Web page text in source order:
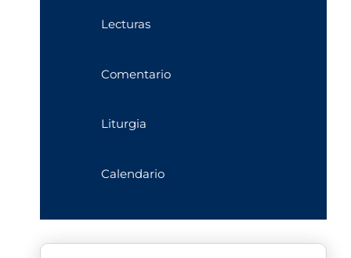
Lecturas
Comentario
Liturgia
Calendario